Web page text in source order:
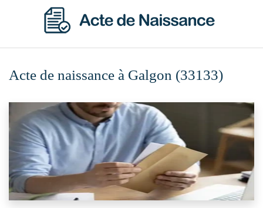
Acte de naissance à Galgon (33133)